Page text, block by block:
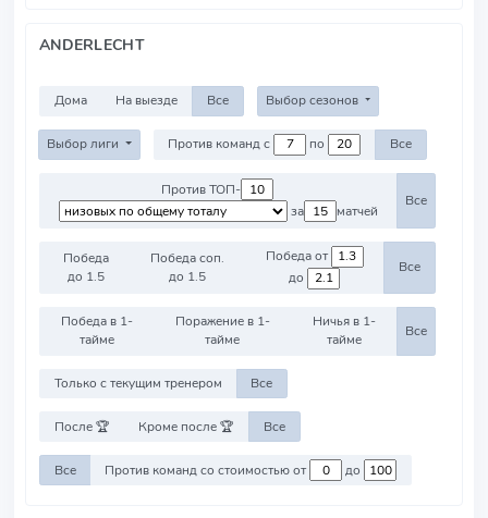
ANDERLECHT
Дома На выезде Все Выбор сезонов
Выбор лиги Против команд с по Все
Против ТОП-
за
матчей
Все
Победа
до 1.5
Победа соп.
до 1.5
Победа от
до
Все
Победа в 1-
тайме
Поражение в 1-
тайме
Ничья в 1-
тайме
Все
Только с текущим тренером Все
После 🏆 Кроме после 🏆 Все
Все Против команд со стоимостью от до